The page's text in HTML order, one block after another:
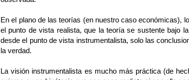
En el plano de las teorías (en nuestro caso económicas),
el punto de vista realista, que la teoría se sustente bajo
desde el punto de vista instrumentalista, solo las
la verdad.
La visión instrumentalista es mucho más práctica (de